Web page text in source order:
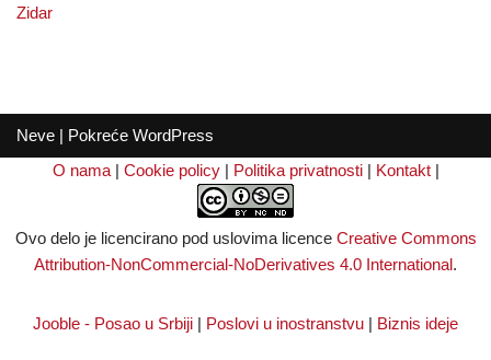
Zidar
Neve | Pokreće WordPress
O nama | Cookie policy | Politika privatnosti | Kontakt |
Ovo delo je licencirano pod uslovima licence Creative Commons
Attribution-NonCommercial-NoDerivatives 4.0 International.
Jooble - Posao u Srbiji | Poslovi u inostranstvu | Biznis ideje